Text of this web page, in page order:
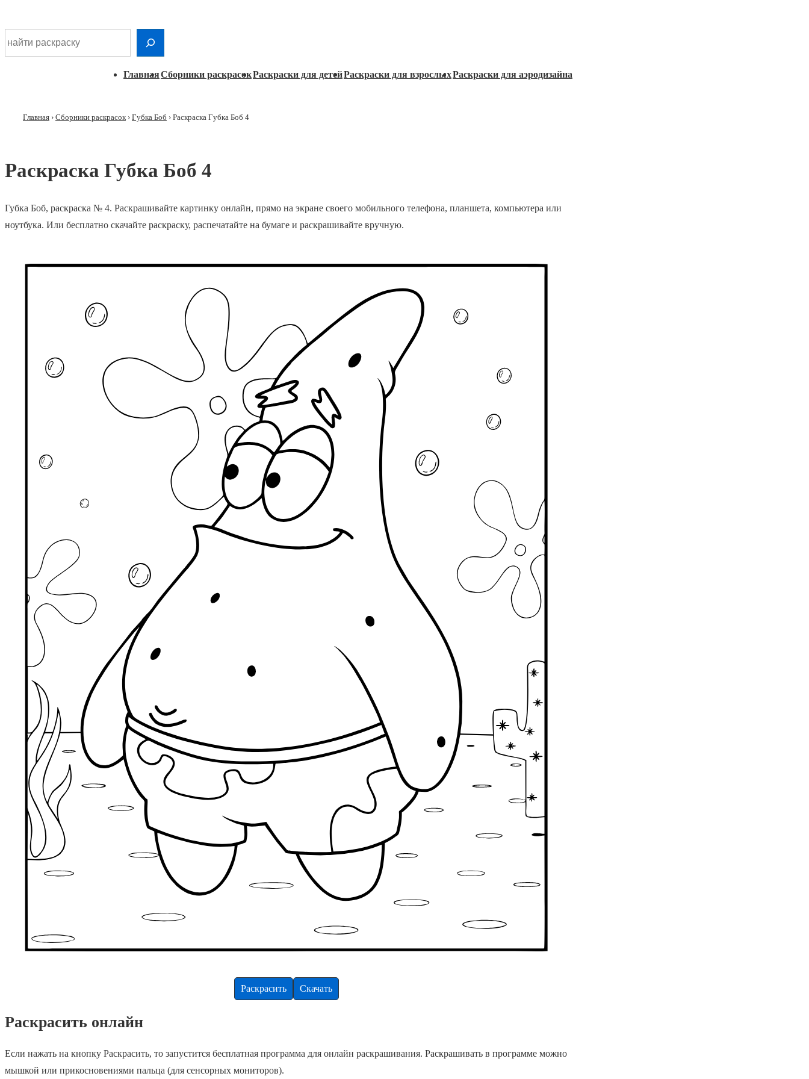
Перейти
к
ГлавнаяСборники раскрасокРаскраски для детейРаскраски для взрослыхРаскраски для аэродизайна
Главная › Сборники раскрасок › Губка Боб › Раскраска Губка Боб 4
Раскраска Губка Боб 4
Губка Боб, раскраска № 4. Раскрашивайте картинку онлайн, прямо на экране своего мобильного телефона, планшета, компьютера или
ноутбука. Или бесплатно скачайте раскраску, распечатайте на бумаге и раскрашивайте вручную.
Раскрасить Скачать
Раскрасить онлайн
Если нажать на кнопку Раскрасить, то запустится бесплатная программа для онлайн раскрашивания. Раскрашивать в программе можно
мышкой или прикосновениями пальца (для сенсорных мониторов).